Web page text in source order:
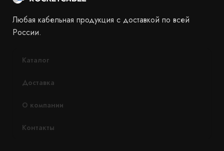
Любая кабельная продукция с доставкой по всей
России.
Каталог
Доставка
О компании
Контакты